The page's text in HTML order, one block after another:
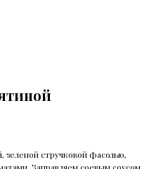
зеленой стручковой фасолью,